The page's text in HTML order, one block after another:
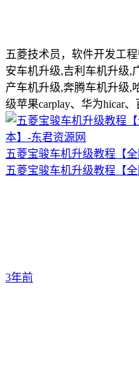
五菱技术员，软件开发工
安车机升级,吉利车机升级,
产车机升级,奔腾车机升级,
级苹果carplay、华为hicar、
五菱宝骏车机升级教程【
五菱宝骏车机升级教程【
3年前